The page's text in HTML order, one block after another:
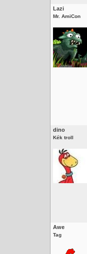
Lazi
Mr. AmiCon
dino
Kék troll
Awe
Tag